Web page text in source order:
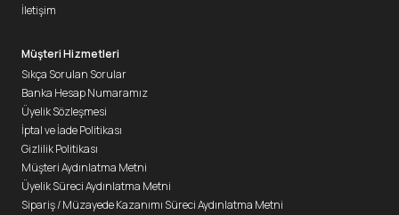
İletişim
Müşteri Hizmetleri
Sıkça Sorulan Sorular
Banka Hesap Numaramız
Üyelik Sözleşmesi
İptal ve İade Politikası
Gizlilik Politikası
Müşteri Aydınlatma Metni
Üyelik Süreci Aydınlatma Metni
Sipariş / Müzayede Kazanımı Süreci Aydınlatma Metni